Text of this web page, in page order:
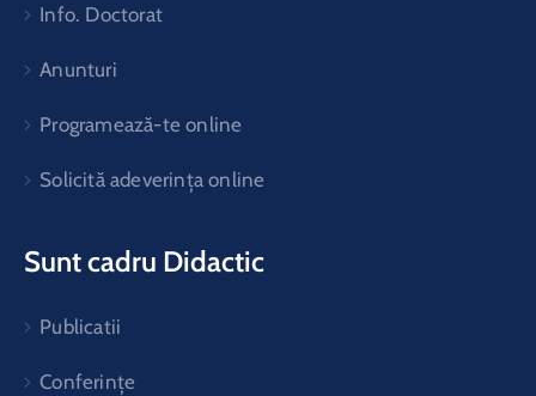
Info. Doctorat
Anunturi
Programează-te online
Solicită adeverința online
Sunt cadru Didactic
Publicatii
Conferințe